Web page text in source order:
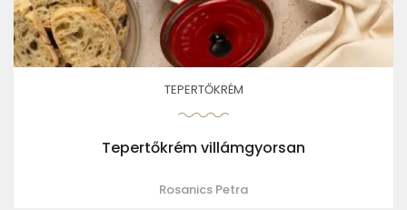
TEPERTŐKRÉM
Tepertőkrém villámgyorsan
Rosanics Petra